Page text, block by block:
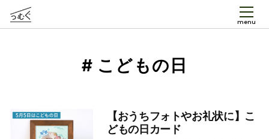
# こどもの日
【おうちフォトやお礼状に】こ
どもの日カード
menu